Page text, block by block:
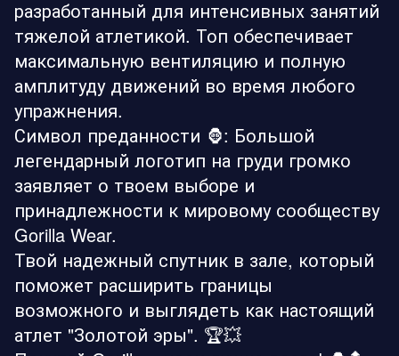
разработанный для интенсивных занятий
тяжелой атлетикой. Топ обеспечивает
максимальную вентиляцию и полную
амплитуду движений во время любого
упражнения.
Символ преданности 🦍: Большой
легендарный логотип на груди громко
заявляет о твоем выборе и
принадлежности к мировому сообществу
Gorilla Wear.
Твой надежный спутник в зале, который
поможет расширить границы
возможного и выглядеть как настоящий
атлет "Золотой эры". 🏆💥